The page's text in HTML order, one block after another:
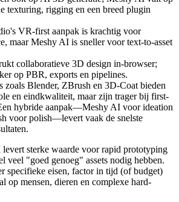
texturing, rigging en een breed plugin
VR-first aanpak is krachtig voor
maar Meshy AI is sneller voor text-to-asset
collaboratieve 3D design in-browser;
op PBR, exports en pipelines.
zoals Blender, ZBrush en 3D-Coat bieden
en eindkwaliteit, maar zijn trager bij first-
hybride aanpak—Meshy AI voor ideation
voor polish—levert vaak de snelste
sterke waarde voor rapid prototyping
veel "goed genoeg" assets nodig hebben.
specifieke eisen, factor in tijd (of budget)
op mensen, dieren en complexe hard-